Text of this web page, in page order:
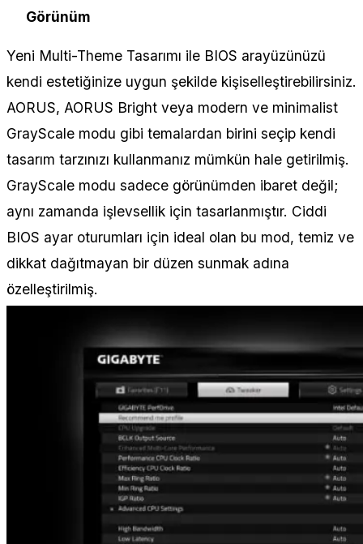
Görünüm
Yeni Multi-Theme Tasarımı ile BIOS arayüzünüzü
kendi estetiğinize uygun şekilde kişiselleştirebilirsiniz.
AORUS, AORUS Bright veya modern ve minimalist
GrayScale modu gibi temalardan birini seçip kendi
tasarım tarzınızı kullanmanız mümkün hale getirilmiş.
GrayScale modu sadece görünümden ibaret değil;
aynı zamanda işlevsellik için tasarlanmıştır. Ciddi
BIOS ayar oturumları için ideal olan bu mod, temiz ve
dikkat dağıtmayan bir düzen sunmak adına
özelleştirilmiş.